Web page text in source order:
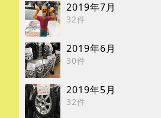
2019年7月
32件
2019年6月
30件
2019年5月
32件